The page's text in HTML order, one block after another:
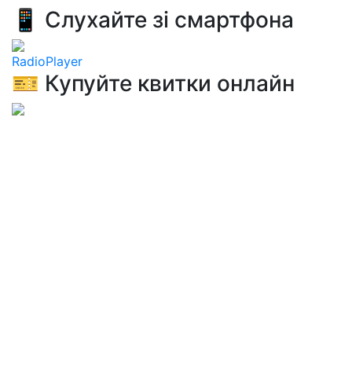
📱 Слухайте зі смартфона
RadioPlayer
🎫 Купуйте квитки онлайн